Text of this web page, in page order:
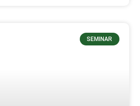
SEMINAR